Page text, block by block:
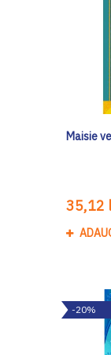
Maisie
35,12
-20%